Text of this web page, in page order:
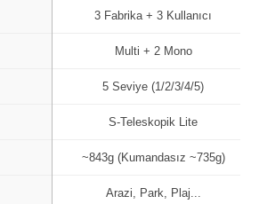
3 Fabrika + 3 Kullanıcı
Multi + 2 Mono
5 Seviye (1/2/3/4/5)
S-Teleskopik Lite
~843g (Kumandasız ~735g)
Arazi, Park, Plaj...